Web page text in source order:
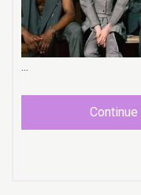
...